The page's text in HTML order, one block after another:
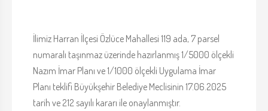
İlimiz Harran İlçesi Özlüce Mahallesi 119 ada, 7 parsel
numaralı taşınmaz üzerinde hazırlanmış 1/5000 ölçekli
Nazım İmar Planı ve 1/1000 ölçekli Uygulama İmar
Planı teklifi Büyükşehir Belediye Meclisinin 17.06.2025
tarih ve 212 sayılı kararı ile onaylanmıştır.